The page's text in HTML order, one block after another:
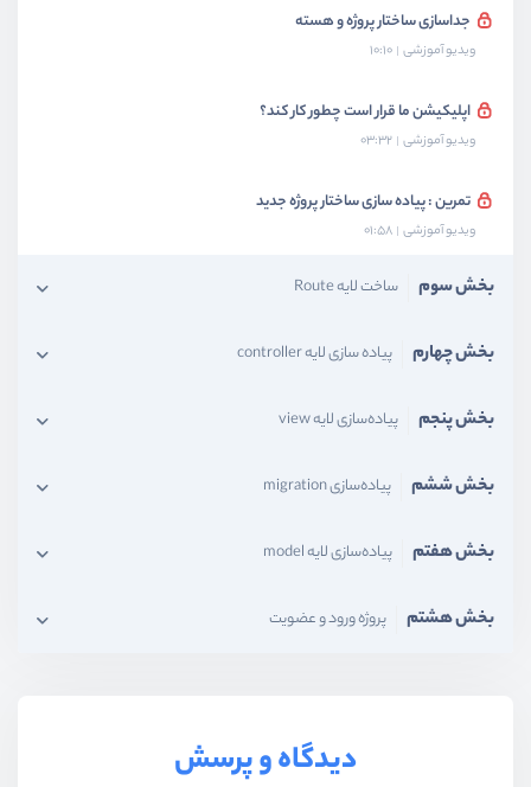
جداسازی ساختار پروژه و هسته
ویدیو آموزشی 10:10
اپلیکیشن ما قرار است چطور کار کند؟
ویدیو آموزشی 03:32
تمرین : پیاده سازی ساختار پروژه جدید
ویدیو آموزشی 01:58
بخش سوم ساخت لایه Route
بخش چهارم پیاده سازی لایه controller
بخش پنجم پیاده‌سازی لایه view
بخش ششم پیاده‌سازی migration
بخش هفتم پیاده‌سازی لایه model
بخش هشتم پروژه ورود و عضویت
دیدگاه و پرسش